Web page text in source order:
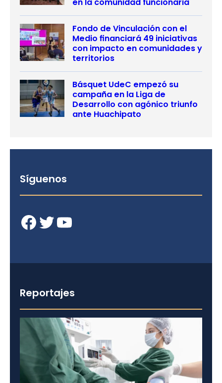
Fondo de Vinculación con el
Medio financiará 49 iniciativas
con impacto en comunidades y
territorios
Básquet UdeC empezó su
campaña en la Liga de
Desarrollo con agónico triunfo
ante Huachipato
Síguenos
Facebook Twitter YouTube
Reportajes